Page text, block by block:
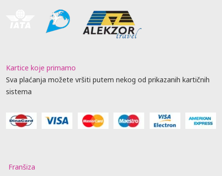
Kartice koje primamo
Sva plaćanja možete vršiti putem nekog od prikazanih kartičnih
sistema
Franšiza